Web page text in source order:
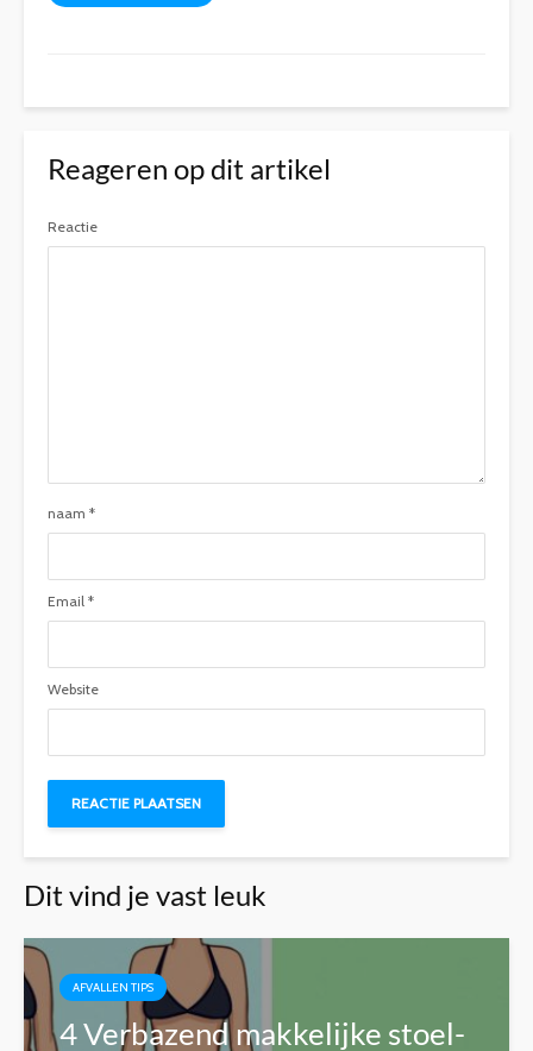
Reageren op dit artikel
Reactie
naam *
Email *
Website
Dit vind je vast leuk
AFVALLEN TIPS
4 Verbazend makkelijke stoel-